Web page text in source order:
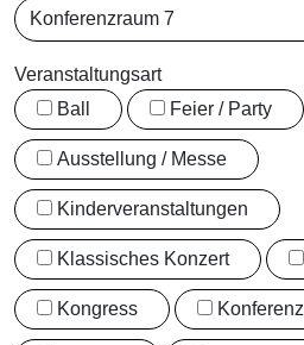
Veranstaltungsart
Ball
Feier / Party
Ausstellung / Messe
Kinderveranstaltungen
Klassisches Konzert
Kongress Konferenz